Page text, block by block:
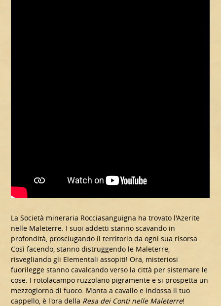
La Società mineraria Rocciasanguigna ha trovato l'Azerite
nelle Maleterre. I suoi addetti stanno scavando in
profondità, prosciugando il territorio da ogni sua risorsa.
Così facendo, stanno distruggendo le Maleterre,
risvegliando gli Elementali assopiti! Ora, misteriosi
fuorilegge stanno cavalcando verso la città per sistemare le
cose. I rotolacampo ruzzolano pigramente e si prospetta un
mezzogiorno di fuoco. Monta a cavallo e indossa il tuo
cappello, è l'ora della Resa dei Conti nelle Maleterre!